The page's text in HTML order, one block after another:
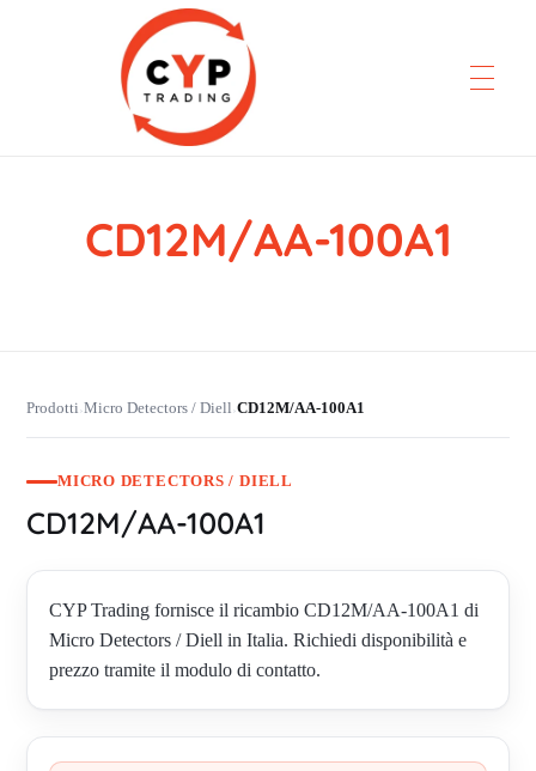
CYP Trading
Professionelle Ersatzteilbeschaffung
CD12M/AA-100A1
Prodotti›Micro Detectors / Diell›CD12M/AA-100A1
MICRO DETECTORS / DIELL
CD12M/AA-100A1
CYP Trading fornisce il ricambio CD12M/AA-100A1 di
Micro Detectors / Diell in Italia. Richiedi disponibilità e
prezzo tramite il modulo di contatto.